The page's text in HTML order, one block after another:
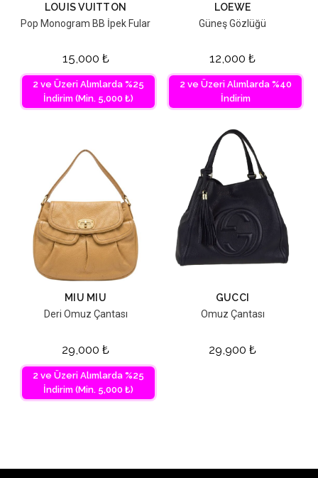
LOUIS VUITTON
Pop Monogram BB İpek Fular
15,000 ₺
2 ve Üzeri Alımlarda %25
İndirim (Min. 5,000 ₺)
LOEWE
Güneş Gözlüğü
12,000 ₺
2 ve Üzeri Alımlarda %40
İndirim
MIU MIU
Deri Omuz Çantası
29,000 ₺
2 ve Üzeri Alımlarda %25
İndirim (Min. 5,000 ₺)
GUCCI
Omuz Çantası
29,900 ₺